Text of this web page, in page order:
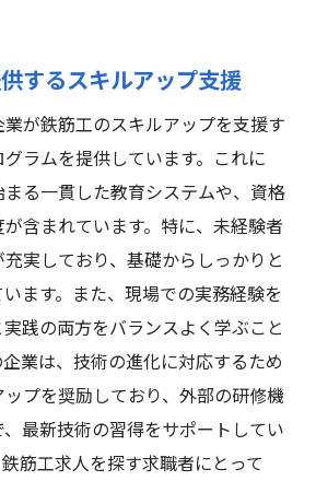
するスキルアップ支援
が鉄筋工のスキルアップを支援す
ラムを提供しています。これに
る一貫した教育システムや、資格
含まれています。特に、未経験者
実しており、基礎からしっかりと
ます。また、現場での実務経験を
践の両方をバランスよく学ぶこと
業は、技術の進化に対応するため
プを奨励しており、外部の研修機
最新技術の習得をサポートしてい
筋工求人を探す求職者にとって